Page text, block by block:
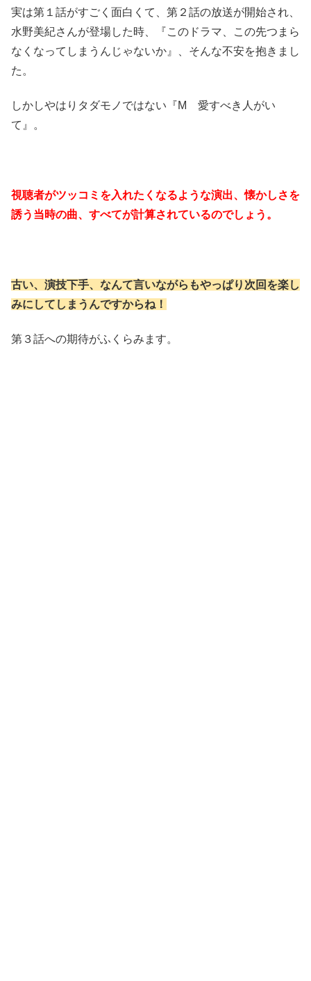
実は第１話がすごく面白くて、第２話の放送が開始され、
水野美紀さんが登場した時、『このドラマ、この先つまら
なくなってしまうんじゃないか』、そんな不安を抱きまし
た。
しかしやはりタダモノではない『M 愛すべき人がい
て』。
視聴者がツッコミを入れたくなるような演出、懐かしさを
誘う当時の曲、すべてが計算されているのでしょう。
古い、演技下手、なんて言いながらもやっぱり次回を楽し
みにしてしまうんですからね！
第３話への期待がふくらみます。